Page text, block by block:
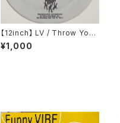
【12inch】 LV / Throw Your
Hands Up (Remixes)
¥1,000